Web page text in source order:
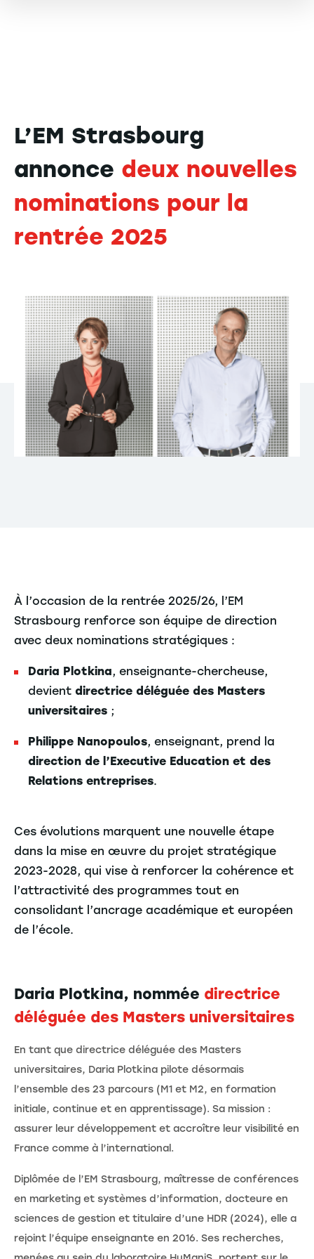
L’EM Strasbourg
annonce deux nouvelles
nominations pour la
rentrée 2025
À l’occasion de la rentrée 2025/26, l’EM
Strasbourg renforce son équipe de direction
avec deux nominations stratégiques :
Daria Plotkina, enseignante-chercheuse,
devient directrice déléguée des Masters
universitaires ;
Philippe Nanopoulos, enseignant, prend la
direction de l’Executive Education et des
Relations entreprises.
Ces évolutions marquent une nouvelle étape
dans la mise en œuvre du projet stratégique
2023-2028, qui vise à renforcer la cohérence et
l’attractivité des programmes tout en
consolidant l’ancrage académique et européen
de l’école.
Daria Plotkina, nommée directrice
déléguée des Masters universitaires
En tant que directrice déléguée des Masters
universitaires, Daria Plotkina pilote désormais
l’ensemble des 23 parcours (M1 et M2, en formation
initiale, continue et en apprentissage). Sa mission :
assurer leur développement et accroître leur visibilité en
France comme à l’international.
Diplômée de l’EM Strasbourg, maîtresse de conférences
en marketing et systèmes d’information, docteure en
sciences de gestion et titulaire d’une HDR (2024), elle a
rejoint l’équipe enseignante en 2016. Ses recherches,